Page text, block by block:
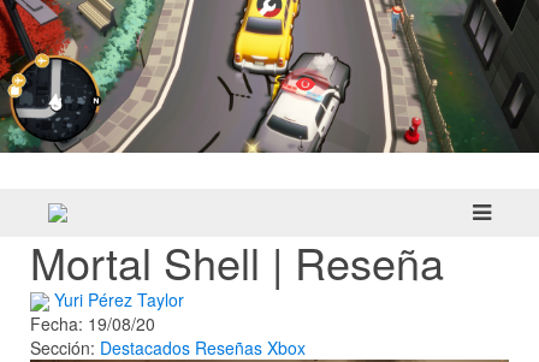
Mortal Shell | Reseña
Yuri Pérez Taylor
Fecha: 19/08/20
Sección: Destacados Reseñas Xbox